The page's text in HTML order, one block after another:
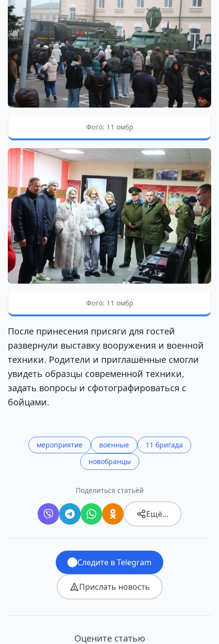
Фото: 11 омбр
Фото: 11 омбр
После принесения присяги для гостей
развернули выставку вооружения и военной
техники. Родители и приглашённые смогли
увидеть образцы современной техники,
задать вопросы и сфотографироваться с
бойцами.
мероприятие военные
11 бригада
новобранцы
Поделиться статьёй
Ещё…
Следите в Telegram
Прислать новость
Оцените статью